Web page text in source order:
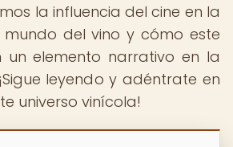
la influencia del cine en la
del vino y cómo este
un elemento narrativo en la
leyendo y adéntrate en
universo vinícola!